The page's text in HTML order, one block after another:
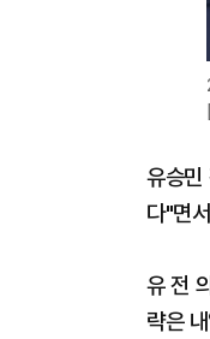
유승
다"면
유 전
략은